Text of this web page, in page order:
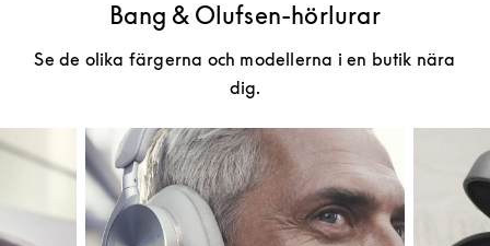
Bang & Olufsen-hörlurar
Se de olika färgerna och modellerna i en butik nära
dig.